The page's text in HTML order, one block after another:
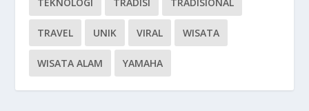
TRAVEL UNIK VIRAL WISATA
WISATA ALAM YAMAHA